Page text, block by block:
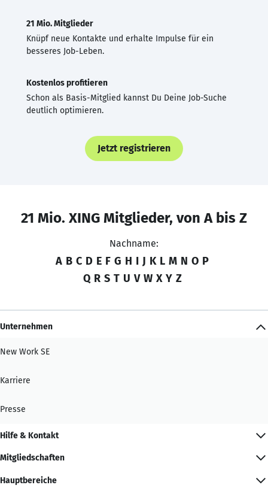
21 Mio. Mitglieder
Knüpf neue Kontakte und erhalte Impulse für ein
besseres Job-Leben.
Kostenlos profitieren
Schon als Basis-Mitglied kannst Du Deine Job-Suche
deutlich optimieren.
Jetzt registrieren
21 Mio. XING Mitglieder, von A bis Z
Nachname:
A B C D E F G H I J K L M N O P
Q R S T U V W X Y Z
Unternehmen
New Work SE
Karriere
Presse
Hilfe & Kontakt
Mitgliedschaften
Hauptbereiche